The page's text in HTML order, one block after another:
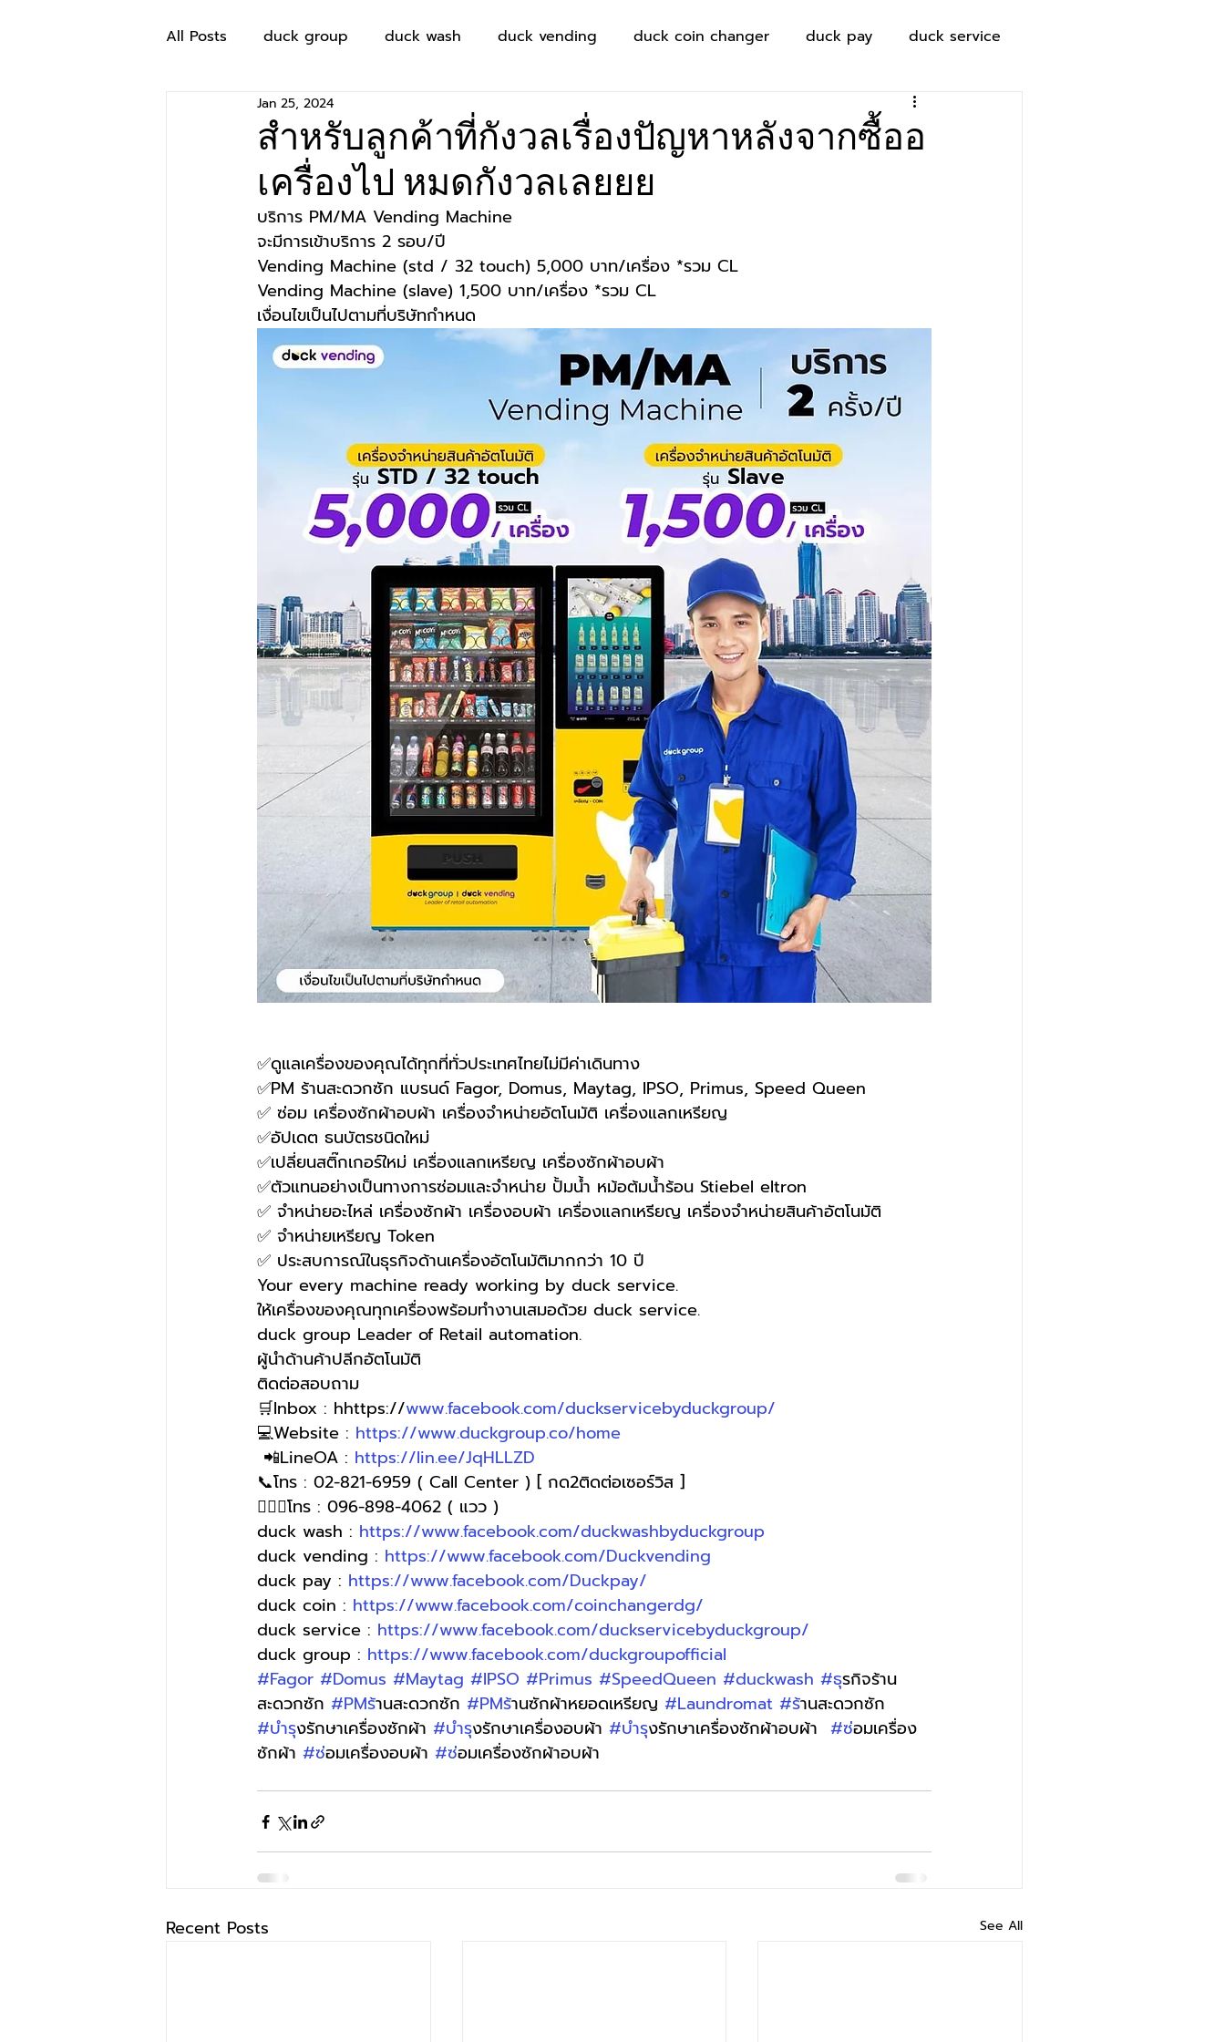
All Posts duck group duck wash duck vending duck coin changer duck pay duck service
สำหรับลูกค้าที่กังวลเรื่องปัญหาหลังจากซื้ออ
เครื่องไป หมดกังวลเลยยย
Jan 25, 2024
บริการ PM/MA Vending Machine
จะมีการเข้าบริการ 2 รอบ/ปี
Vending Machine (std / 32 touch) 5,000 บาท/เครื่อง *รวม CL
Vending Machine (slave) 1,500 บาท/เครื่อง *รวม CL
เงื่อนไขเป็นไปตามที่บริษัทกำหนด
✅ดูแลเครื่องของคุณได้ทุกที่ทั่วประเทศไทยไม่มีค่าเดินทาง
✅PM ร้านสะดวกซัก แบรนด์ Fagor, Domus, Maytag, IPSO, Primus, Speed Queen
✅ ซ่อม เครื่องซักผ้าอบผ้า เครื่องจำหน่ายอัตโนมัติ เครื่องแลกเหรียญ
✅อัปเดต ธนบัตรชนิดใหม่
✅เปลี่ยนสติ๊กเกอร์ใหม่ เครื่องแลกเหรียญ เครื่องซักผ้าอบผ้า
✅ตัวแทนอย่างเป็นทางการซ่อมและจำหน่าย ปั้มน้ำ หม้อต้มน้ำร้อน Stiebel eltron
✅ จำหน่ายอะไหล่ เครื่องซักผ้า เครื่องอบผ้า เครื่องแลกเหรียญ เครื่องจำหน่ายสินค้าอัตโนมัติ
✅ จำหน่ายเหรียญ Token
✅ ประสบการณ์ในธุรกิจด้านเครื่องอัตโนมัติมากกว่า 10 ปี
Your every machine ready working by duck service.
ให้เครื่องของคุณทุกเครื่องพร้อมทำงานเสมอด้วย duck service.
duck group Leader of Retail automation.
ผู้นำด้านค้าปลีกอัตโนมัติ
ติดต่อสอบถาม
🛒Inbox : hhttps://www.facebook.com/duckservicebyduckgroup/
💻Website : https://www.duckgroup.co/home
📲LineOA : https://lin.ee/JqHLLZD
📞โทร : 02-821-6959 ( Call Center ) [ กด2ติดต่อเซอร์วิส ]
🙋🏻‍♀โทร : 096-898-4062 ( แวว )
duck wash : https://www.facebook.com/duckwashbyduckgroup
duck vending : https://www.facebook.com/Duckvending
duck pay : https://www.facebook.com/Duckpay/
duck coin : https://www.facebook.com/coinchangerdg/
duck service : https://www.facebook.com/duckservicebyduckgroup/
duck group : https://www.facebook.com/duckgroupofficial
#Fagor #Domus #Maytag #IPSO #Primus #SpeedQueen #duckwash #ธุรกิจร้าน
สะดวกซัก #PMร้านสะดวกซัก #PMร้านซักผ้าหยอดเหรียญ #Laundromat #ร้านสะดวกซัก
#บำรุงรักษาเครื่องซักผ้า #บำรุงรักษาเครื่องอบผ้า #บำรุงรักษาเครื่องซักผ้าอบผ้า #ซ่อมเครื่อง
ซักผ้า #ซ่อมเครื่องอบผ้า #ซ่อมเครื่องซักผ้าอบผ้า
Recent Posts See All